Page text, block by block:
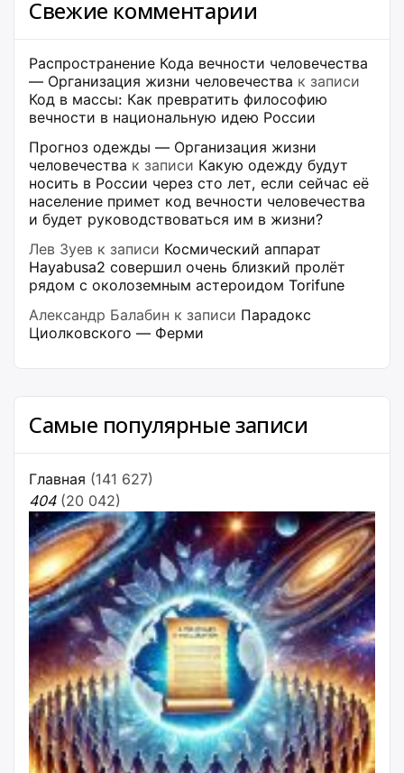
Свежие комментарии
Распространение Кода вечности человечества
— Организация жизни человечества к записи
Код в массы: Как превратить философию
вечности в национальную идею России
Прогноз одежды — Организация жизни
человечества к записи Какую одежду будут
носить в России через сто лет, если сейчас её
население примет код вечности человечества
и будет руководствоваться им в жизни?
Лев Зуев к записи Космический аппарат
Hayabusa2 совершил очень близкий пролёт
рядом с околоземным астероидом Torifune
Александр Балабин к записи Парадокс
Циолковского — Ферми
Самые популярные записи
Главная (141 627)
404 (20 042)